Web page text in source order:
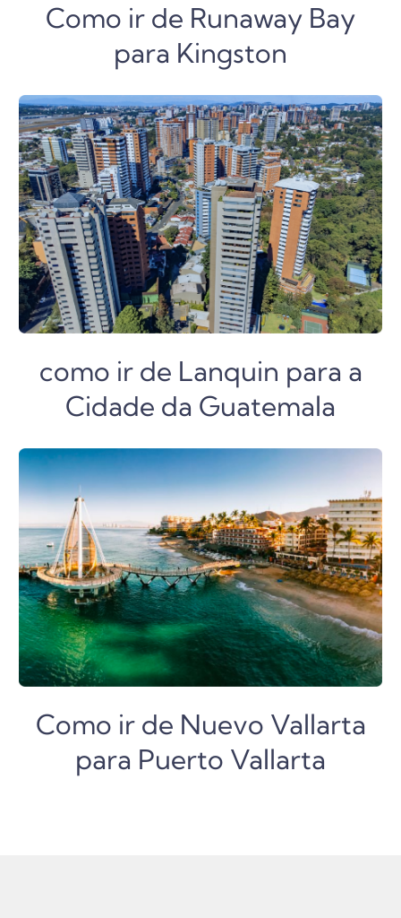
Como ir de Runaway Bay
para Kingston
como ir de Lanquin para a
Cidade da Guatemala
Como ir de Nuevo Vallarta
para Puerto Vallarta